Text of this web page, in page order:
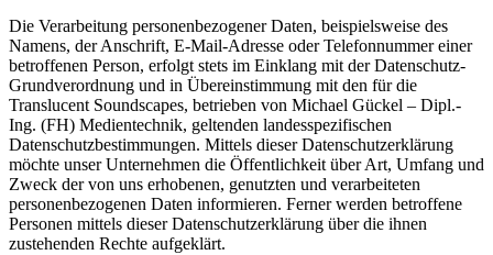
Die Verarbeitung personenbezogener Daten, beispielsweise des
Namens, der Anschrift, E-Mail-Adresse oder Telefonnummer einer
betroffenen Person, erfolgt stets im Einklang mit der Datenschutz-
Grundverordnung und in Übereinstimmung mit den für die
Translucent Soundscapes, betrieben von Michael Gückel – Dipl.-
Ing. (FH) Medientechnik, geltenden landesspezifischen
Datenschutzbestimmungen. Mittels dieser Datenschutzerklärung
möchte unser Unternehmen die Öffentlichkeit über Art, Umfang und
Zweck der von uns erhobenen, genutzten und verarbeiteten
personenbezogenen Daten informieren. Ferner werden betroffene
Personen mittels dieser Datenschutzerklärung über die ihnen
zustehenden Rechte aufgeklärt.